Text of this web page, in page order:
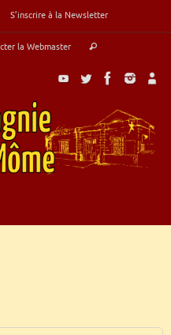
S’inscrire à la Newsletter
la Webmaster Rechercher